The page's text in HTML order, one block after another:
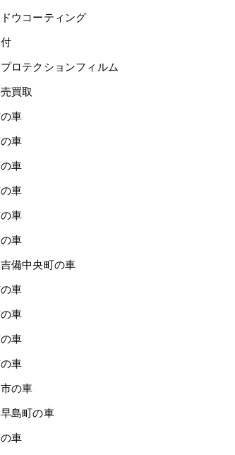
ウコーティング
ロテクションフィルム
買取
車
車
車
車
車
車
備中央町の車
車
車
車
車
の車
島町の車
車